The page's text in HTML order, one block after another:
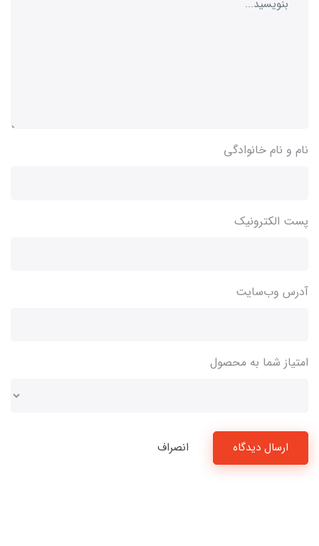
نام و نام خانوادگی
پست الکترونیک
آدرس وب‌سایت
امتیاز شما به محصول
ارسال دیدگاه انصراف